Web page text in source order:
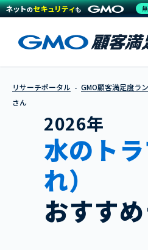
リサーチポータル GMO顧客満足度ラ
さん
2026年
水のト
れ）
おすす